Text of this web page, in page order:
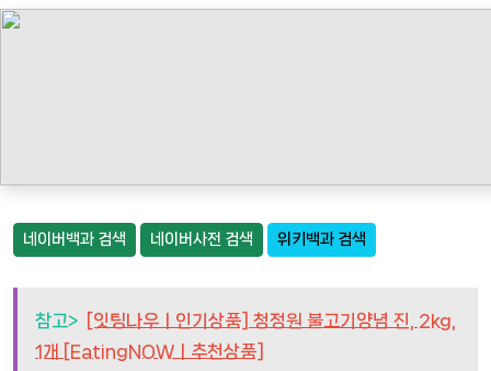
네이버백과 검색 네이버사전 검색 위키백과 검색
참고> [잇팅나우ㅣ인기상품] 청정원 불고기양념 진, 2kg,
1개 [EatingNOWㅣ추천상품]